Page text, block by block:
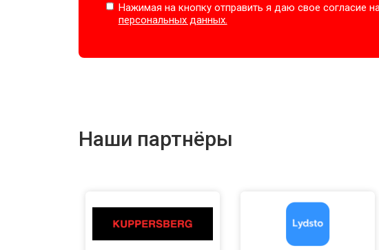
Нажимая на кнопку отправить я даю свое согласие
персональных данных.
Наши партнёры